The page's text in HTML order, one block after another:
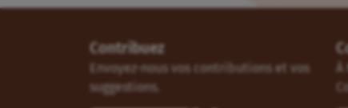
Contribuez
Envoyez-nous vos contributions et vos
suggestions.